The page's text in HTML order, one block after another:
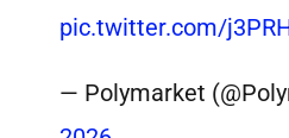
pic.twitter.com/
— Polymarket